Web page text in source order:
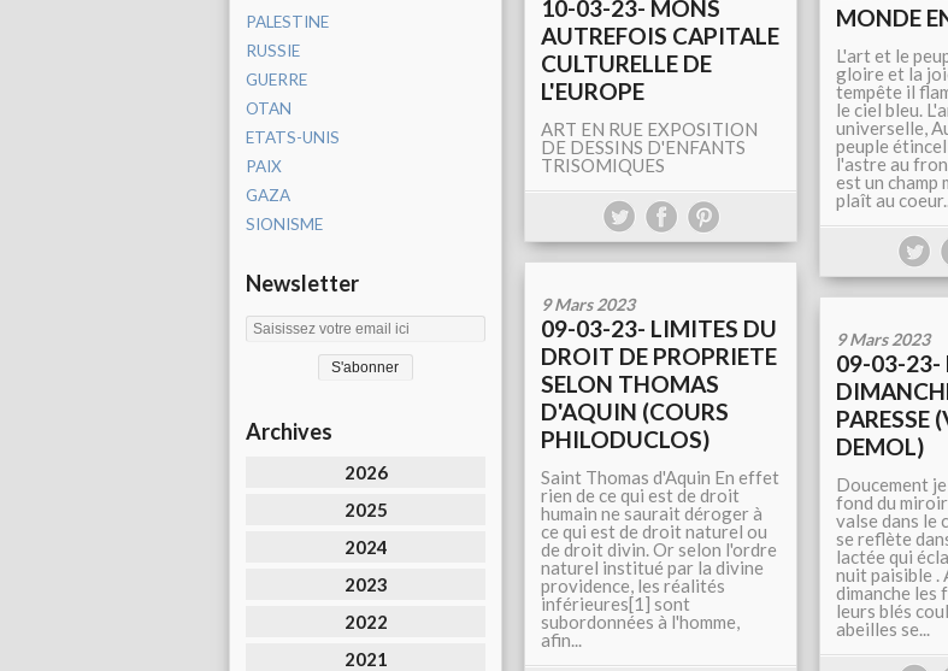
PALESTINE
RUSSIE
GUERRE
OTAN
ETATS-UNIS
PAIX
GAZA
SIONISME
Newsletter
Archives
2026
2025
2024
2023
2022
2021
MONDE
L'art et le
gloire et la
tempête il
le ciel bleu.
universelle,
peuple
l'astre au
est un champ
plaît au
10-03-23- MONS
AUTREFOIS CAPITALE
CULTURELLE DE
L'EUROPE
ART EN RUE EXPOSITION
DE DESSINS D'ENFANTS
TRISOMIQUES
9 Mars 2023
09-03-23- LIMITES DU
DROIT DE PROPRIETE
SELON THOMAS
D'AQUIN (COURS
PHILODUCLOS)
Saint Thomas d'Aquin En effet
rien de ce qui est de droit
humain ne saurait déroger à
ce qui est de droit naturel ou
de droit divin. Or selon l'ordre
naturel institué par la divine
providence, les réalités
inférieures[1] sont
subordonnées à l'homme,
afin...
9 Mars 2023
09-03-23-
PARESSE
DEMOL)
Doucement
fond du
valse dans le
se reflète
lactée qui
nuit paisible .
dimanche les
leurs blés
abeilles se...